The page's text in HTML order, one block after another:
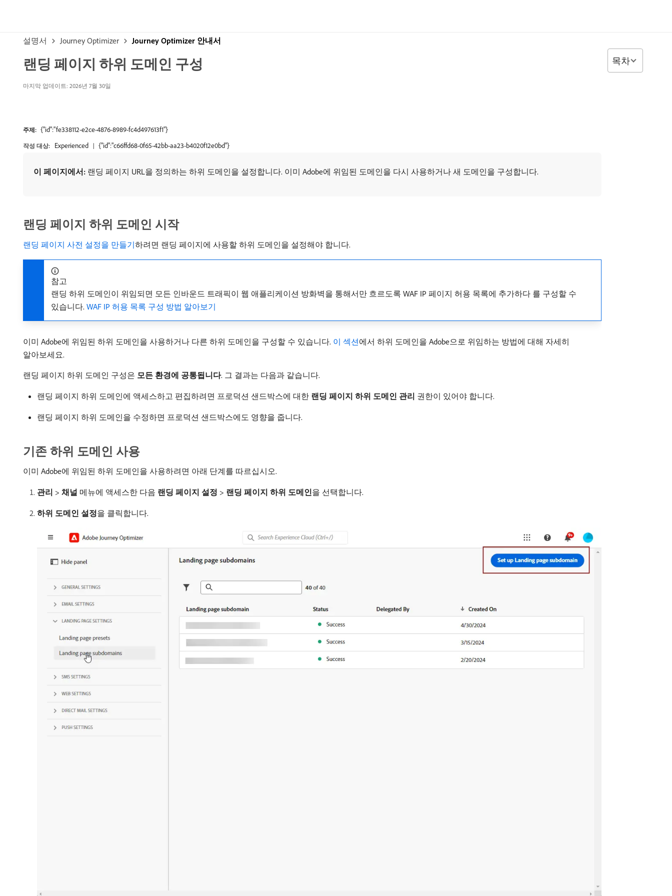
설명서 Journey Optimizer Journey Optimizer 안내서
랜딩 페이지 하위 도메인 구성
마지막 업데이트: 2026년 7월 30일
주제: {"id":"fe338112-e2ce-4876-8989-fc4d497613f1"}
작성 대상: Experienced {"id":"c66ffd68-0f65-42bb-aa23-b4020f12e0bd"}
이 페이지에서: 랜딩 페이지 URL을 정의하는 하위 도메인을 설정합니다. 이미 Adobe에 위임된 도메인을 다시 사용하거나 새 도메인을 구성합니다.
랜딩 페이지 하위 도메인 시작
랜딩 페이지 사전 설정을 만들기하려면 랜딩 페이지에 사용할 하위 도메인을 설정해야 합니다.
참고
랜딩 하위 도메인이 위임되면 모든 인바운드 트래픽이 웹 애플리케이션 방화벽을 통해서만 흐르도록 WAF IP 페이지 허용 목록에 추가하다 를 구성할 수
있습니다. WAF IP 허용 목록 구성 방법 알아보기
이미 Adobe에 위임된 하위 도메인을 사용하거나 다른 하위 도메인을 구성할 수 있습니다. 이 섹션에서 하위 도메인을 Adobe으로 위임하는 방법에 대해 자세히
알아보세요.
랜딩 페이지 하위 도메인 구성은 모든 환경에 공통됩니다. 그 결과는 다음과 같습니다.
랜딩 페이지 하위 도메인에 액세스하고 편집하려면 프로덕션 샌드박스에 대한 랜딩 페이지 하위 도메인 관리 권한이 있어야 합니다.
랜딩 페이지 하위 도메인을 수정하면 프로덕션 샌드박스에도 영향을 줍니다.
기존 하위 도메인 사용
이미 Adobe에 위임된 하위 도메인을 사용하려면 아래 단계를 따르십시오.
관리 > 채널 메뉴에 액세스한 다음 랜딩 페이지 설정 > 랜딩 페이지 하위 도메인​을 선택합니다.
하위 도메인 설정​을 클릭합니다.
목차